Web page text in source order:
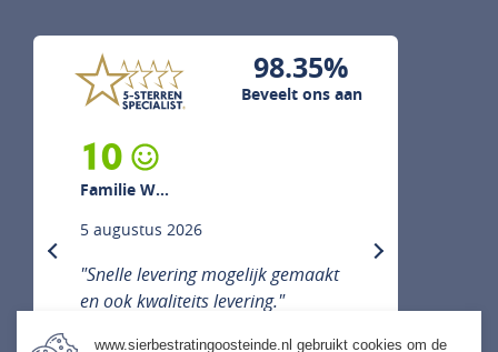
98.35%
Beveelt ons aan
10
Familie W...
5 augustus 2026
"Snelle levering mogelijk gemaakt
en ook kwaliteits levering."
previous next
www.sierbestratingoosteinde.nl gebruikt cookies om de